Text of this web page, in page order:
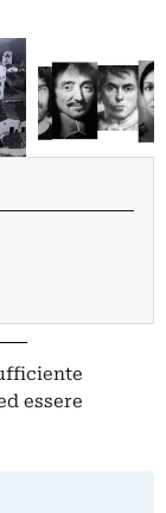
essere